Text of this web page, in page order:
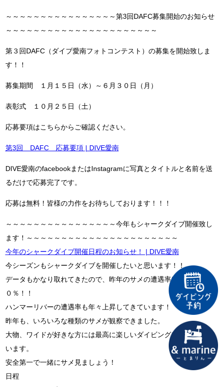
～～～～～～～～～～～～～～～～第3回DAFC募集開始のお知らせ
～～～～～～～～～～～～～～～～～～～～～～
第３回DAFC（ダイブ愛南フォトコンテスト）の募集を開始致しま
す！！
募集期間 １月１５日（水）～６月３０日（月）
表彰式 １０月２５日（土）
応募要項はこちらからご確認ください。
第3回 DAFC 応募要項 | DIVE愛南
DIVE愛南のfacebookまたはInstagramに写真とタイトルと名前を送
るだけで応募完了です。
応募は無料！皆様の力作をお待ちしております！！！
～～～～～～～～～～～～～～～～今年もシャークダイブ開催致し
ます！～～～～～～～～～～～～～～～～～～～～～～
今年のシャークダイブ開催日程のお知らせ！ | DIVE愛南
今シーズンもシャークダイブを開催したいと思います！！
データもかなり取れてきたので、昨年のサメの遭遇率はなんと１０
０％！！
ハンマーリバーの遭遇率も年々上昇してきています！
昨年も、いろいろな種類のサメが観察できました。
大物、ワイドが好きな方には最高に楽しいダイビングになるかと思
います。
安全第一で一緒にサメ見ましょう！
日程